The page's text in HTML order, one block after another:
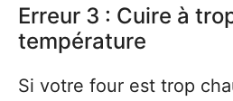
Erreur 3 : Cuire à
température
Si votre four est trop